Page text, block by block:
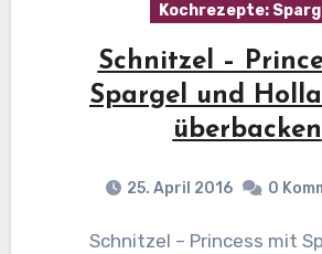
Kochrezepte:
Schnitzel –
Spargel und
überbacken
25. April 2016 0
Schnitzel – Princess mit Spargel und